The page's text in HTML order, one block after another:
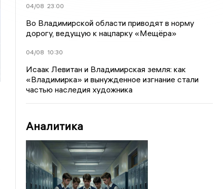
04/08 23:00
Во Владимирской области приводят в норму
дорогу, ведущую к нацпарку «Мещёра»
04/08 10:30
Исаак Левитан и Владимирская земля: как
«Владимирка» и вынужденное изгнание стали
частью наследия художника
Аналитика